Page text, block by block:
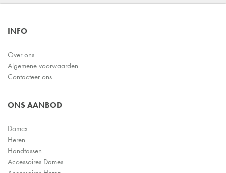
INFO
Over ons
Algemene voorwaarden
Contacteer ons
ONS AANBOD
Dames
Heren
Handtassen
Accessoires Dames